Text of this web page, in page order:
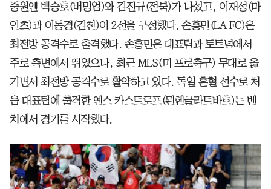
중원엔 백승호(버밍엄)와 김진규(전북)가 나섰고, 이재성(마
인츠)과 이동경(김천)이 2선을 구성했다. 손흥민(LA FC)은
최전방 공격수로 출격했다. 손흥민은 대표팀과 토트넘에서
주로 측면에서 뛰었으나, 최근 MLS(미 프로축구) 무대로 옮
기면서 최전방 공격수로 활약하고 있다. 독일 혼혈 선수로 처
음 대표팀에 출격한 옌스 카스트로프(묀헨글라트바흐)는 벤
치에서 경기를 시작했다.